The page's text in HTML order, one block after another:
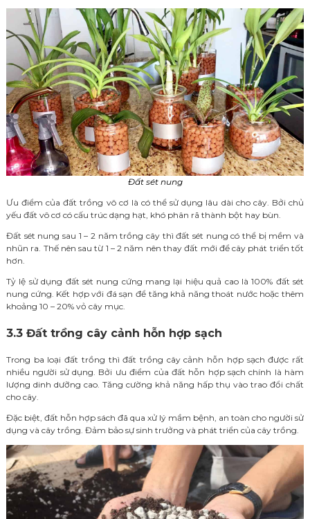
Đất sét nung
Ưu điểm của đất trồng vô cơ là có thể sử dụng lâu dài cho cây. Bởi chủ
yếu đất vô cơ có cấu trúc dạng hạt, khó phân rã thành bột hay bùn.
Đất sét nung sau 1 – 2 năm trồng cây thì đất sét nung có thể bị mềm và
nhũn ra. Thế nên sau từ 1 – 2 năm nên thay đất mới để cây phát triển tốt
hơn.
Tỷ lệ sử dụng đất sét nung cứng mang lại hiệu quả cao là 100% đất sét
nung cứng. Kết hợp với đá sạn để tăng khả năng thoát nước hoặc thêm
khoảng 10 – 20% vỏ cây mục.
3.3 Đất trồng cây cảnh hỗn hợp sạch
Trong ba loại đất trồng thì đất trồng cây cảnh hỗn hợp sạch được rất
nhiều người sử dụng. Bởi ưu điểm của đất hỗn hợp sạch chính là hàm
lượng dinh dưỡng cao. Tăng cường khả năng hấp thụ vào trao đổi chất
cho cây.
Đặc biệt, đất hỗn hợp sách đã qua xử lý mầm bệnh, an toàn cho người sử
dụng và cây trồng. Đảm bảo sự sinh trưởng và phát triển của cây trồng.